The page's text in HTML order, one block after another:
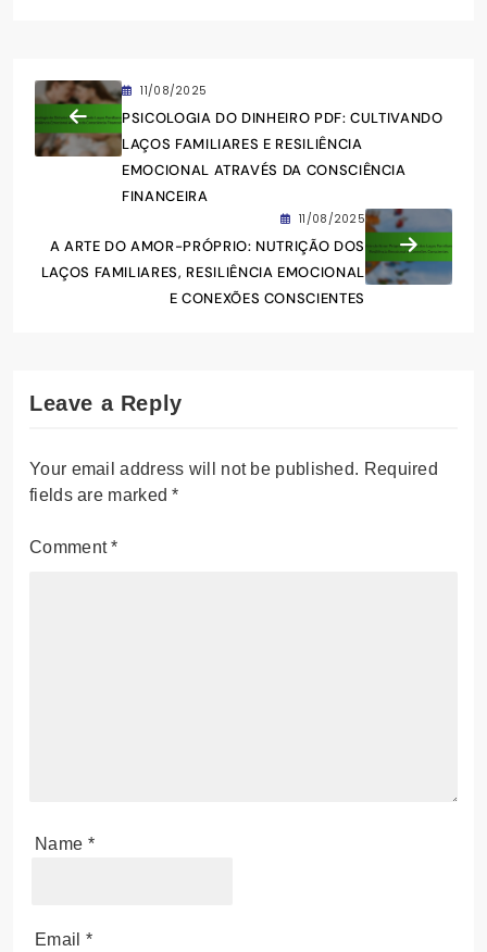
11/08/2025
PSICOLOGIA DO DINHEIRO PDF: CULTIVANDO
LAÇOS FAMILIARES E RESILIÊNCIA
EMOCIONAL ATRAVÉS DA CONSCIÊNCIA
FINANCEIRA
11/08/2025
A ARTE DO AMOR-PRÓPRIO: NUTRIÇÃO DOS
LAÇOS FAMILIARES, RESILIÊNCIA EMOCIONAL
E CONEXÕES CONSCIENTES
Leave a Reply
Your email address will not be published. Required
fields are marked*
Comment*
Name *
Email *